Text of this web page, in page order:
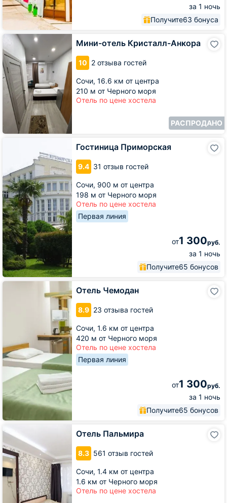
за 1 ночь
Получите63 бонуса
Мини-отель Кристалл-Анкора
10 2 отзыва гостей
Сочи, 16.6 км от центра
210 м от Черного моря
Отель по цене хостела
РАСПРОДАНО
Мини-
отель
Кристалл-
Анкора
Гостиница Приморская
9.4 31 отзыв гостей
Сочи, 900 м от центра
198 м от Черного моря
Отель по цене хостела
Первая линия
от1 300руб.
за 1 ночь
Получите65 бонусов
Отель Чемодан
8.9 23 отзыва гостей
Сочи, 1.6 км от центра
420 м от Черного моря
Отель по цене хостела
Первая линия
от1 300руб.
за 1 ночь
Получите65 бонусов
Отель
Отель Пальмира
8.3 561 отзыв гостей
Сочи, 1.4 км от центра
1.6 км от Черного моря
Отель по цене хостела
Отель
Пальмира